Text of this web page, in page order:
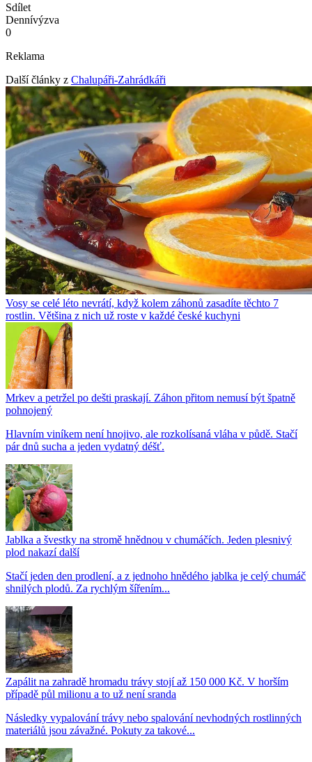
Sdílet
Dennívýzva
0
Reklama
Další články z Chalupáři-Zahrádkáři
Vosy se celé léto nevrátí, když kolem záhonů zasadíte těchto 7
rostlin. Většina z nich už roste v každé české kuchyni
Mrkev a petržel po dešti praskají. Záhon přitom nemusí být špatně
pohnojený
Hlavním viníkem není hnojivo, ale rozkolísaná vláha v půdě. Stačí
pár dnů sucha a jeden vydatný déšť.
Jablka a švestky na stromě hnědnou v chumáčích. Jeden plesnivý
plod nakazí další
Stačí jeden den prodlení, a z jednoho hnědého jablka je celý chumáč
shnilých plodů. Za rychlým šířením...
Zapálit na zahradě hromadu trávy stojí až 150 000 Kč. V horším
případě půl milionu a to už není sranda
Následky vypalování trávy nebo spalování nevhodných rostlinných
materiálů jsou závažné. Pokuty za takové...